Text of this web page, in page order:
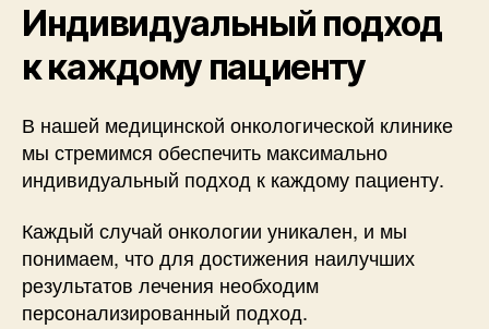
Индивидуальный подход
к каждому пациенту
В нашей медицинской онкологической клинике
мы стремимся обеспечить максимально
индивидуальный подход к каждому пациенту.
Каждый случай онкологии уникален, и мы
понимаем, что для достижения наилучших
результатов лечения необходим
персонализированный подход.